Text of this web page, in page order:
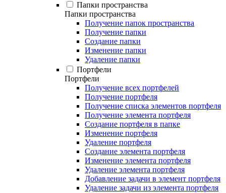
Папки пространства
Папки пространства
Получение папок пространства
Получение папки
Создание папки
Изменение папки
Удаление папки
Портфели
Портфели
Получение всех портфелей
Получение портфеля
Получение списка элементов портфеля
Получение элемента портфеля
Создание портфеля в папке
Изменение портфеля
Удаление портфеля
Создание элемента портфеля
Изменение элемента портфеля
Удаление элемента портфеля
Добавление задачи в элемент портфеля
Удаление задачи из элемента портфеля